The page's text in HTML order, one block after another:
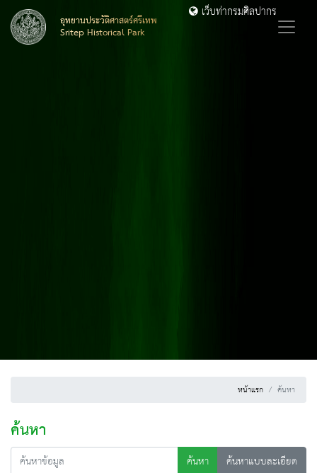
อุทยานประวัติศาสตร์ศรีเทพ
Sritep Historical Park
เว็บท่ากรมศิลปากร
หน้าแรก ค้นหา
ค้นหา
ค้นหา
ค้นหาแบบละเอียด